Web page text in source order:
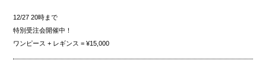
12/27 20時まで
特別受注会開催中！
ワンピース + レギンス = ¥15,000